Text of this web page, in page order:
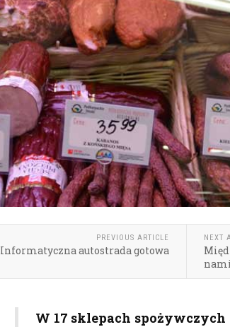
PREVIOUS ARTICLE
Informatyczna autostrada gotowa
NEXT
W 17 sklepach